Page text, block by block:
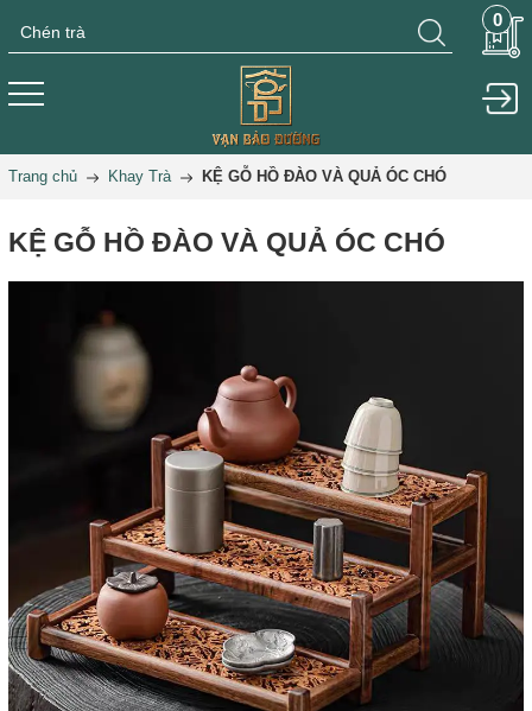
0
Trang chủ Khay Trà KỆ GỖ HỒ ĐÀO VÀ QUẢ ÓC CHÓ
KỆ GỖ HỒ ĐÀO VÀ QUẢ ÓC CHÓ